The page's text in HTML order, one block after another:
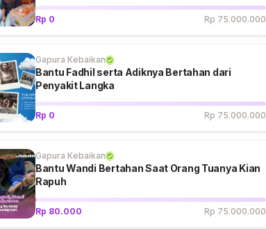
Rp 0 Rp 75.000.000
Gapura Kebaikan
Bantu Fadhil serta Adiknya Bertahan dari
Penyakit Langka
Rp 0 Rp 75.000.000
Gapura Kebaikan
Bantu Wandi Bertahan Saat Orang Tuanya Kian
Rapuh
Rp 80.000 Rp 75.000.000